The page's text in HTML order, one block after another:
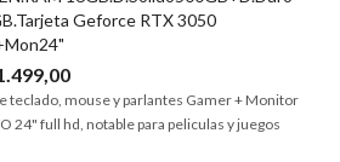
Geforce RTX 3050
teclado, mouse y parlantes Gamer + Monitor
24" full hd, notable para peliculas y juegos